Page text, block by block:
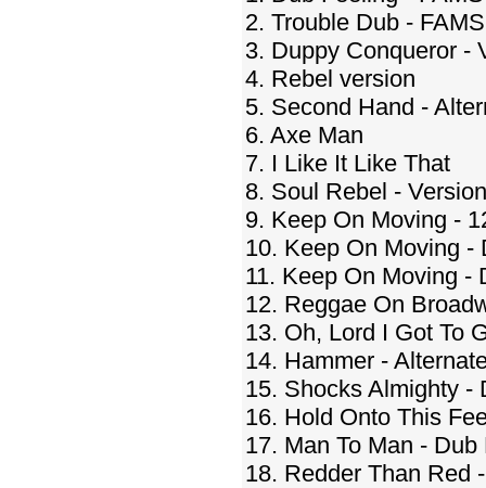
2. Trouble Dub -
3. Duppy Conqueror -
4. Rebel version
5. Second Hand -
6. Axe Man
7. I Like It Like That
8. Soul Rebel -
9. Keep On Moving -
10. Keep On Moving -
11. Keep On Moving -
12. Reggae On
13. Oh, Lord I Got To
14. Hammer -
15. Shocks Almighty -
16. Hold Onto This
17. Man To Man -
18. Redder Than Red